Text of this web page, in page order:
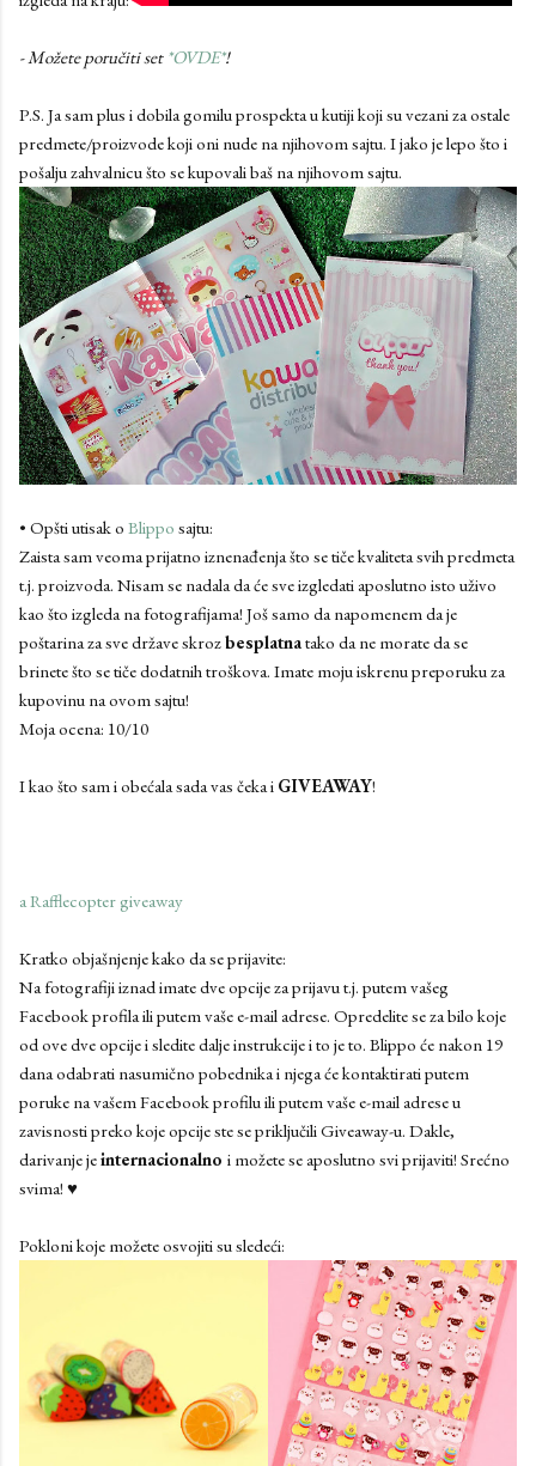
- Možete poručiti set *OVDE*!
P.S. Ja sam plus i dobila gomilu prospekta u kutiji koji su vezani za ostale
predmete/proizvode koji oni nude na njihovom sajtu. I jako je lepo što i
pošalju zahvalnicu što se kupovali baš na njihovom sajtu.
• Opšti utisak o Blippo sajtu:
Zaista sam veoma prijatno iznenađenja što se tiče kvaliteta svih predmeta
t.j. proizvoda. Nisam se nadala da će sve izgledati aposlutno isto uživo
kao što izgleda na fotografijama! Još samo da napomenem da je
poštarina za sve države skrozbesplatnatako da ne morate da se
brinete što se tiče dodatnih troškova. Imate moju iskrenu preporuku za
kupovinu na ovom sajtu!
Moja ocena: 10/10
I kao što sam i obećala sada vas čeka i GIVEAWAY!
a Rafflecopter giveaway
Kratko objašnjenje kako da se prijavite:
Na fotografiji iznad imate dve opcije za prijavu t.j. putem vašeg
Facebook profila ili putem vaše e-mail adrese. Opredelite se za bilo koje
od ove dve opcije i sledite dalje instrukcije i to je to. Blippo će nakon 19
dana odabrati nasumično pobednika i njega će kontaktirati putem
poruke na vašem Facebook profilu ili putem vaše e-mail adrese u
zavisnosti preko koje opcije ste se priključili Giveaway-u. Dakle,
darivanje jeinternacionalno i možete se aposlutno svi prijaviti! Srećno
svima! ♥
Pokloni koje možete osvojiti su sledeći: